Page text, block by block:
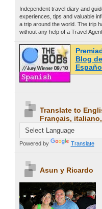
Independent travel diary and
experiences, tips and valuable
a trip around the world. The trip
without any help of a Travel Agent.
Blog
Translate to
Français,
Powered by Translate
Asun y Ricardo